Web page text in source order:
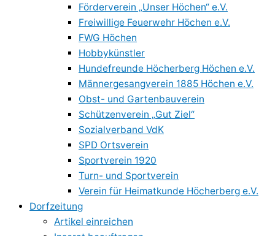
Förderverein „Unser Höchen“ e.V.
Freiwillige Feuerwehr Höchen e.V.
FWG Höchen
Hobbykünstler
Hundefreunde Höcherberg Höchen e.V.
Männergesangverein 1885 Höchen e.V.
Obst- und Gartenbauverein
Schützenverein „Gut Ziel“
Sozialverband VdK
SPD Ortsverein
Sportverein 1920
Turn- und Sportverein
Verein für Heimatkunde Höcherberg e.V.
Dorfzeitung
Artikel einreichen